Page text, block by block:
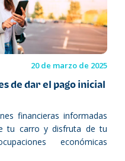
20 de marzo de 2025
de dar el pago inicial
financieras informadas
tu carro y disfruta de tu
económicas